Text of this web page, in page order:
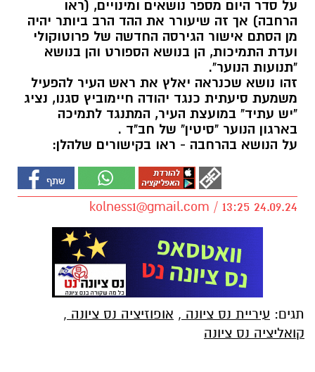
על סדר היום מספר נושאים ומינויים, (ראו
הרחבה) אך זה שיעורר את ההד הרב ביותר יהיה
מן הסתם אישור הגירסה החדשה של פרוטוקולי
ועדת התמיכות, הן בנושא הספורט והן בנושא
"תנועות הנוער".
זהו נושא שכנראה יאלץ את ראש העיר להפעיל
משמעת סיעתית כנגד יהודה חיימוביץ סגנו, נציג
"יש עתיד" במועצת העיר, המתנגד לתמיכה
בארגון הנוער "סיטין" של חב"ד .
על הנושא בהרחבה - ראו בקישורים שלהלן:
kolness1@gmail.com / 13:25 24.09.24
תגים: עיריית נס ציונה , אופוזיציה נס ציונה ,
קואליציה נס ציונה